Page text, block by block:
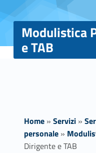
Modulistica
e TAB
Home» Servizi»
personale»
Dirigente e TAB